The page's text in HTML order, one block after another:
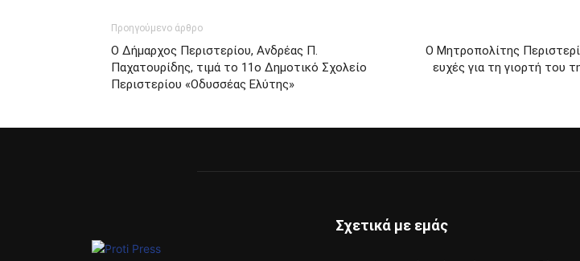
Προηγούμενο άρθρο
Ο Δήμαρχος Περιστερίου, Ανδρέας Π.
Παχατουρίδης, τιμά το 11ο Δημοτικό Σχολείο
Περιστερίου «Οδυσσέας Ελύτης»
Ο Μητροπολίτης
ευχές για τη γιορτή του
Σχετικά με εμάς